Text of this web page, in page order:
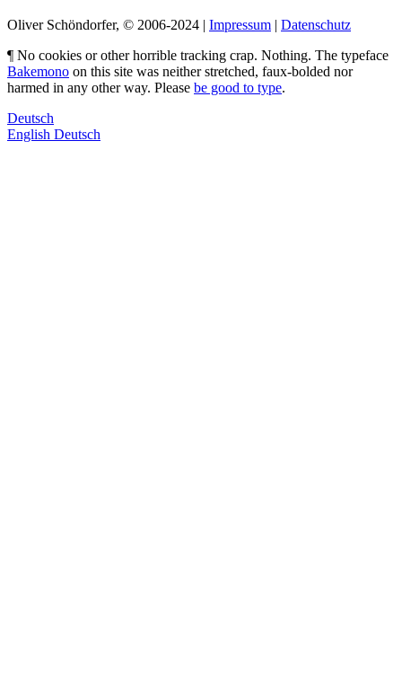
Oliver Schöndorfer, © 2006-2024 | Impressum | Datenschutz
¶ No cookies or other horrible tracking crap. Nothing. The typeface
Bakemono on this site was neither stretched, faux-bolded nor
harmed in any other way. Please be good to type.
Deutsch
English Deutsch